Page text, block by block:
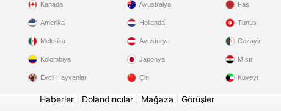
Kanada
Amerika
Meksika
Kolombiya
Evcil Hayvanlar
Avustralya
Hollanda
Avusturya
Japonya
Çin
Fas
Tunus
Cezayir
Mısır
Kuveyt
Haberler Dolandırıcılar Mağaza Görüşler